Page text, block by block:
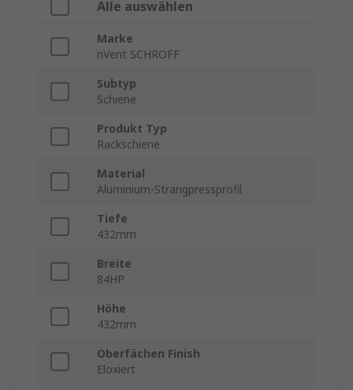
Alle auswählen
Marke
nVent SCHROFF
Subtyp
Schiene
Produkt Typ
Rackschiene
Material
Aluminium-Strangpressprofil
Tiefe
432mm
Breite
84HP
Höhe
432mm
Oberfächen Finish
Eloxiert